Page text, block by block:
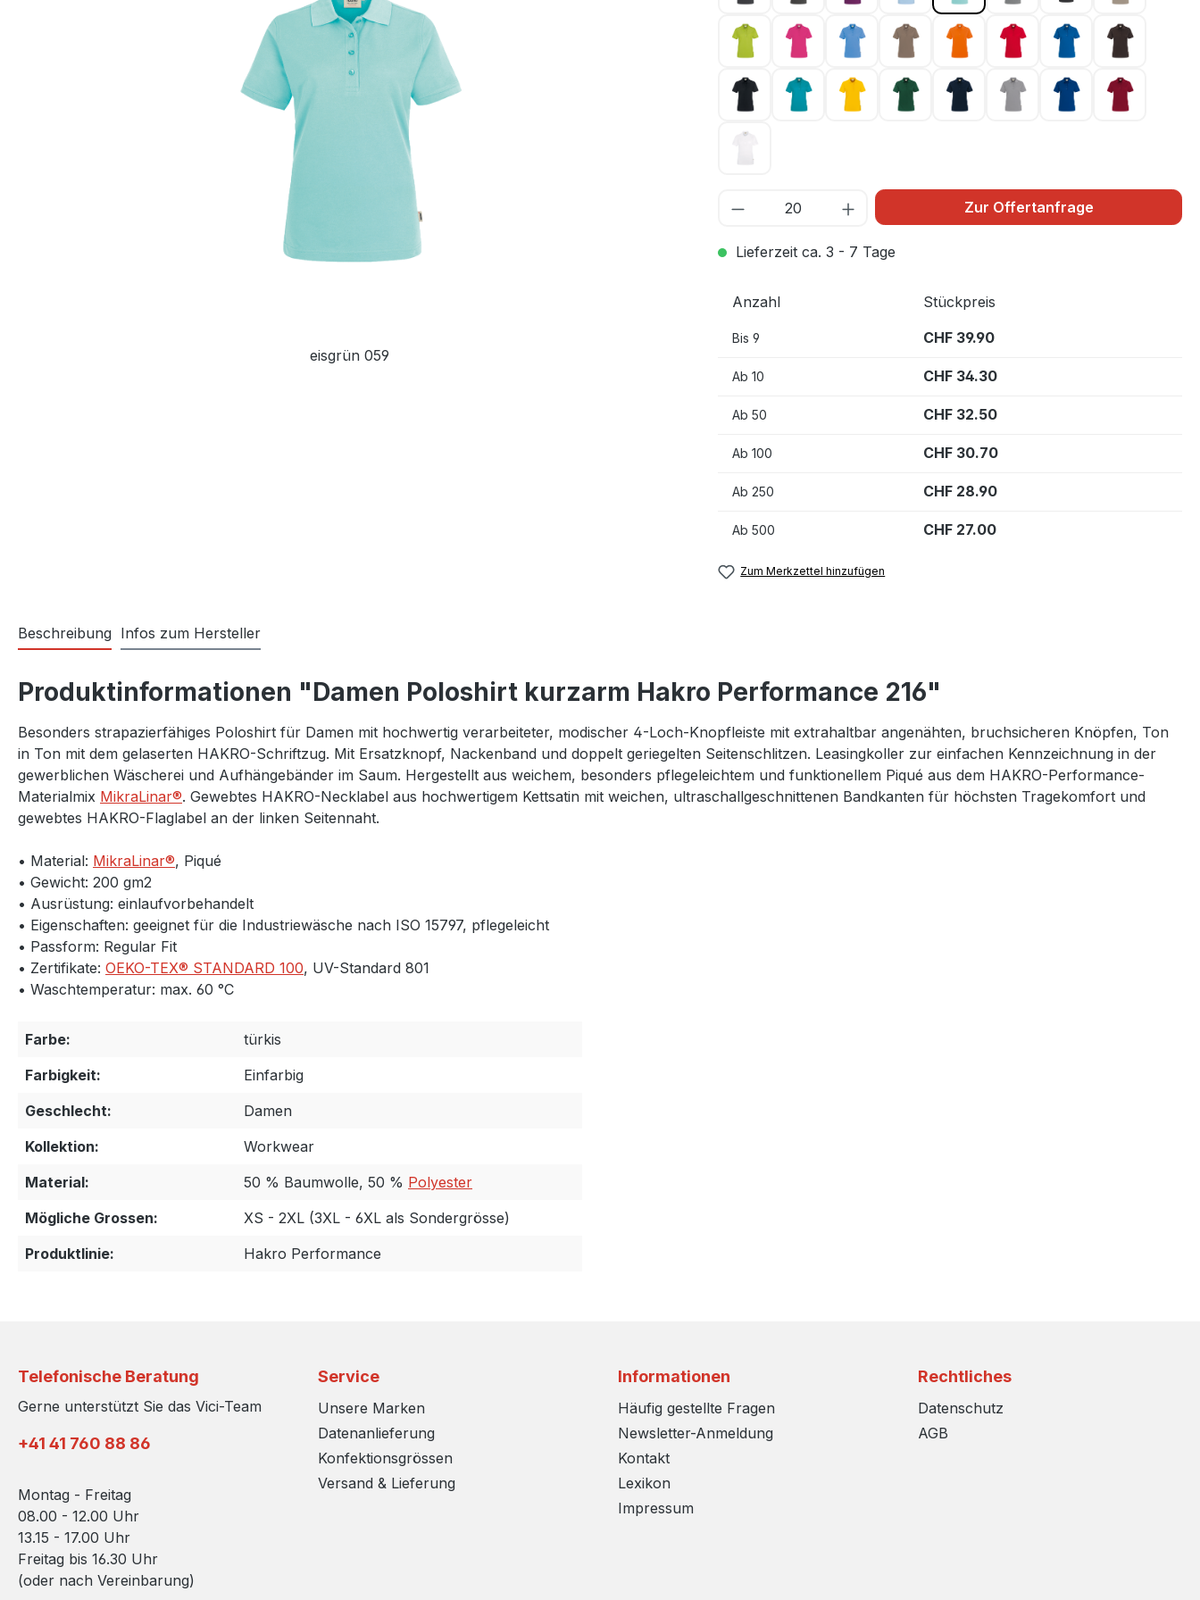
eisgrün 059
kiwi 040 magenta 122malibublau 041
nougat 128orange 027rot 002 royalblau 010
schwarz 005smaragd 012sonne 035tanne 072tinte 034 titan 043 ultramarinblau 129
weinrot 017
weiß 001
Zur Offertanfrage
Lieferzeit ca. 3 - 7 Tage
Anzahl Stückpreis
Bis 9 CHF 39.90
Ab 10 CHF 34.30
Ab 50 CHF 32.50
Ab 100 CHF 30.70
Ab 250 CHF 28.90
Ab 500 CHF 27.00
Zum Merkzettel hinzufügen
Beschreibung Infos zum Hersteller
Produktinformationen "Damen Poloshirt kurzarm Hakro Performance 216"
Besonders strapazierfähiges Poloshirt für Damen mit hochwertig verarbeiteter, modischer 4-Loch-Knopfleiste mit extrahaltbar angenähten, bruchsicheren Knöpfen, Ton
in Ton mit dem gelaserten HAKRO-Schriftzug. Mit Ersatzknopf, Nackenband und doppelt geriegelten Seitenschlitzen. Leasingkoller zur einfachen Kennzeichnung in der
gewerblichen Wäscherei und Aufhängebänder im Saum. Hergestellt aus weichem, besonders pflegeleichtem und funktionellem Piqué aus dem HAKRO-Performance-
Materialmix MikraLinar®. Gewebtes HAKRO-Necklabel aus hochwertigem Kettsatin mit weichen, ultraschallgeschnittenen Bandkanten für höchsten Tragekomfort und
gewebtes HAKRO-Flaglabel an der linken Seitennaht.
• Material: MikraLinar®, Piqué
• Gewicht: 200 gm2
• Ausrüstung: einlaufvorbehandelt
• Eigenschaften: geeignet für die Industriewäsche nach ISO 15797, pflegeleicht
• Passform: Regular Fit
• Zertifikate: OEKO-TEX® STANDARD 100, UV-Standard 801
• Waschtemperatur: max. 60 °C
Farbe:
türkis
Farbigkeit:
Einfarbig
Geschlecht:
Damen
Kollektion:
Workwear
Material:
50 % Baumwolle, 50 % Polyester
Mögliche Grossen:
XS - 2XL (3XL - 6XL als Sondergrösse)
Produktlinie:
Hakro Performance
Telefonische Beratung
Gerne unterstützt Sie das Vici-Team
+41 41 760 88 86
Montag - Freitag
08.00 - 12.00 Uhr
13.15 - 17.00 Uhr
Freitag bis 16.30 Uhr
(oder nach Vereinbarung)
Service
Unsere Marken
Datenanlieferung
Konfektionsgrössen
Versand & Lieferung
Informationen
Häufig gestellte Fragen
Newsletter-Anmeldung
Kontakt
Lexikon
Impressum
Rechtliches
Datenschutz
AGB